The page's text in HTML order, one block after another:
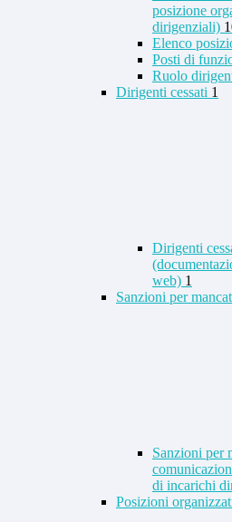
posizione
dirigenziali)
Elenco
Posti di
Ruolo
Dirigenti cessati 1
Dirigenti
web) 1
Sanzioni per
Sanzioni per
di incarichi
Posizioni